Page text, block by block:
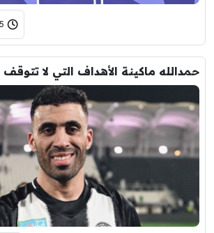
حمدالله ماكينة الأهداف التي لا تتوقف